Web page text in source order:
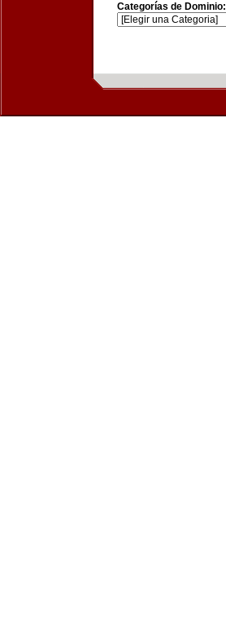
Categorías de Dominio: